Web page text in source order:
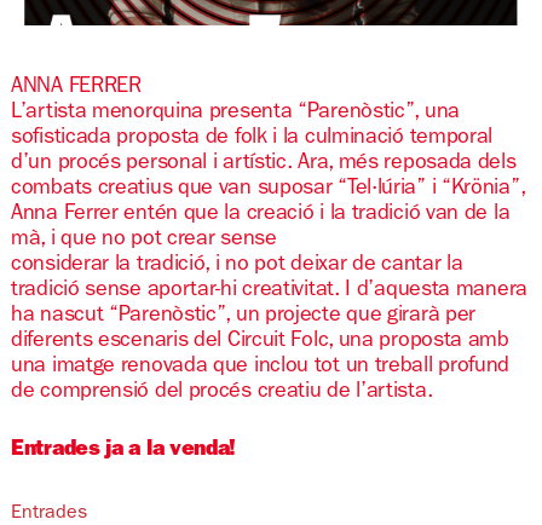
ANNA FERRER
L’artista menorquina presenta “Parenòstic”, una
sofisticada proposta de folk i la culminació temporal
d’un procés personal i artístic. Ara, més reposada dels
combats creatius que van suposar “Tel·lúria” i “Krönia”,
Anna Ferrer entén que la creació i la tradició van de la
mà, i que no pot crear sense
considerar la tradició, i no pot deixar de cantar la
tradició sense aportar-hi creativitat. I d’aquesta manera
ha nascut “Parenòstic”, un projecte que girarà per
diferents escenaris del Circuit Folc, una proposta amb
una imatge renovada que inclou tot un treball profund
de comprensió del procés creatiu de l’artista.
Entrades ja a la venda!
Entrades